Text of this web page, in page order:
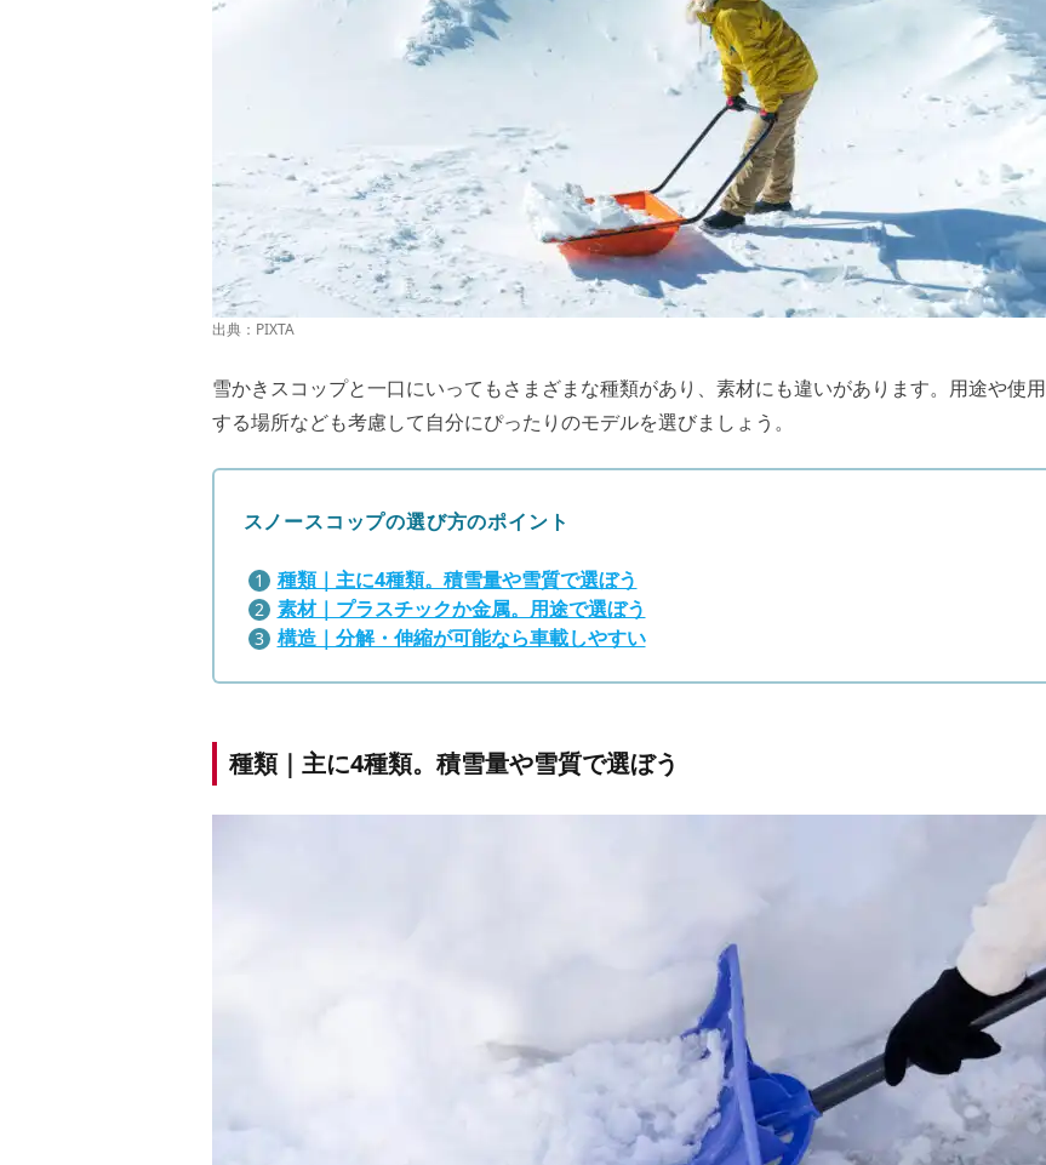
出典：PIXTA
雪かきスコップと一口にいってもさまざまな種類があり、素材にも違いがあります。用途や使用
する場所なども考慮して自分にぴったりのモデルを選びましょう。
スノースコップの選び方のポイント
種類｜主に4種類。積雪量や雪質で選ぼう
素材｜プラスチックか金属。用途で選ぼう
構造｜分解・伸縮が可能なら車載しやすい
種類｜主に4種類。積雪量や雪質で選ぼう